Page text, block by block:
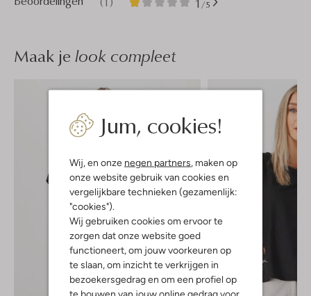
Jum, cookies!
Wij, en onze negen partners, maken op
onze website gebruik van cookies en
vergelijkbare technieken (gezamenlijk:
"cookies").
Wij gebruiken cookies om ervoor te
zorgen dat onze website goed
functioneert, om jouw voorkeuren op
te slaan, om inzicht te verkrijgen in
bezoekersgedrag en om een profiel op
te bouwen van jouw online gedrag voor
1 /5
Maak je look compleet